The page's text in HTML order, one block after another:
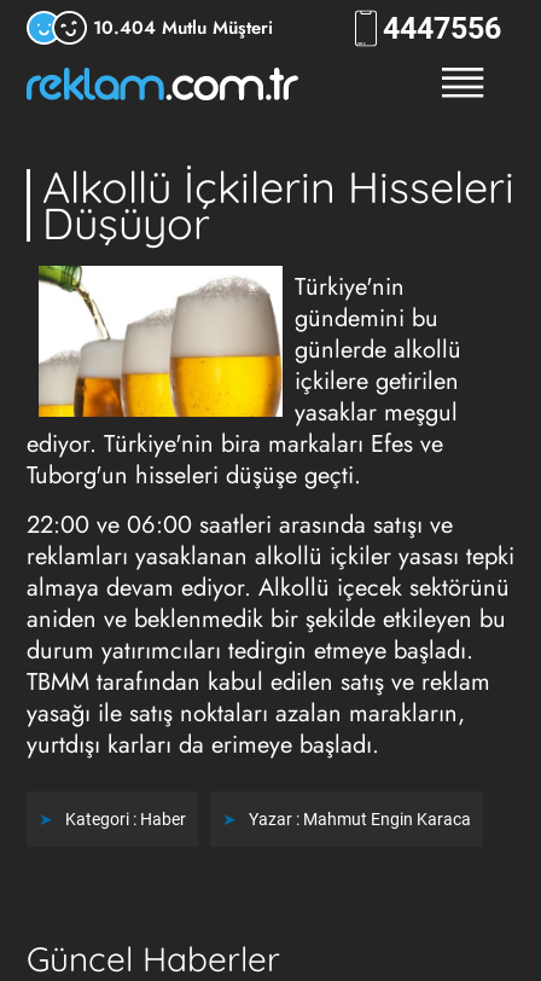
10.404 Mutlu Müşteri 444RKLM
Alkollü İçkilerin Hisseleri
Düşüyor
Türkiye'nin
gündemini bu
günlerde alkollü
içkilere getirilen
yasaklar meşgul
ediyor. Türkiye'nin bira markaları Efes ve
Tuborg'un hisseleri düşüşe geçti.
22:00 ve 06:00 saatleri arasında satışı ve
reklamları yasaklanan alkollü içkiler yasası tepki
almaya devam ediyor. Alkollü içecek sektörünü
aniden ve beklenmedik bir şekilde etkileyen bu
durum yatırımcıları tedirgin etmeye başladı.
TBMM tarafından kabul edilen satış ve reklam
yasağı ile satış noktaları azalan marakların,
yurtdışı karları da erimeye başladı.
Kategori : Haber Yazar : Mahmut Engin Karaca
Güncel Haberler